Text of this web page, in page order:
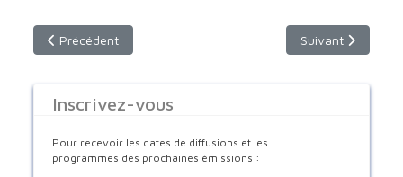
Article précédent : Le Noël des enfants Coptes à Paris
Précédent Article suivant :
Suivant
Inscrivez-vous
Pour recevoir les dates de diffusions et les
programmes des prochaines émissions :